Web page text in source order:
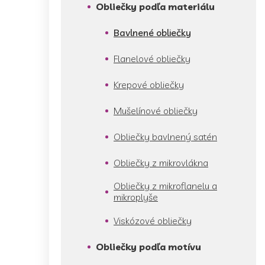
Obliečky podľa materiálu
Bavlnené obliečky
Flanelové obliečky
Krepové obliečky
Mušelínové obliečky
Obliečky bavlnený satén
Obliečky z mikrovlákna
Obliečky z mikroflanelu a
mikroplyše
Viskózové obliečky
Obliečky podľa motívu